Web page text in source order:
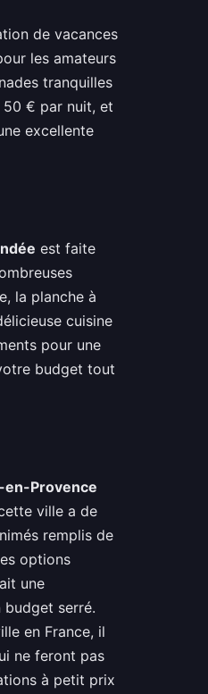
de vacances
les amateurs
tranquilles
50 € par nuit, et
excellente
est faite
la planche à
cuisine
pour une
budget tout
en-Provence
ville a de
remplis de
options
une
serré.
en France, il
ne feront pas
à petit prix